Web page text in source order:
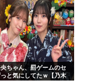
ちゃん、罰ゲームのセ
と気にしてたｗ【乃木